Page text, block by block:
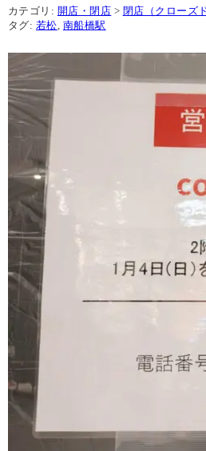
カテゴリ: 開店・閉店 > 閉店（クローズド
タグ: 若松 南船橋駅